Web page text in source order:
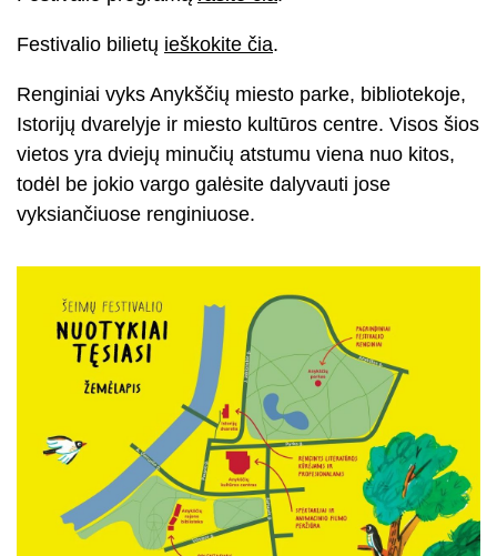
Festivalio bilietų ieškokite čia.
Renginiai vyks Anykščių miesto parke, bibliotekoje,
Istorijų dvarelyje ir miesto kultūros centre. Visos šios
vietos yra dviejų minučių atstumu viena nuo kitos,
todėl be jokio vargo galėsite dalyvauti jose
vyksiančiuose renginiuose.